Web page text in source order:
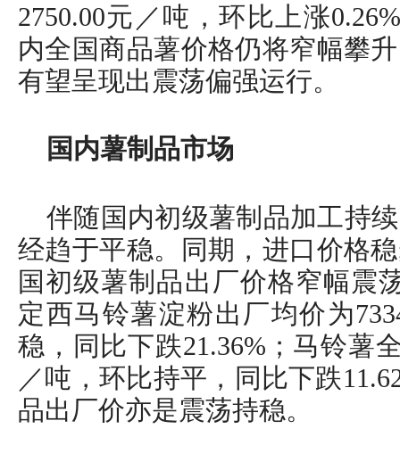
2750.00元／吨，环比上涨
内全国商品薯价格仍将窄幅攀
有望呈现出震荡偏强运行。
国内薯制品市场
伴随国内初级薯制品加工持
经趋于平稳。同期，进口价格
国初级薯制品出厂价格窄幅震
定西马铃薯淀粉出厂均价为
稳，同比下跌21.36%；马铃薯
／吨，环比持平，同比下跌
品出厂价亦是震荡持稳。